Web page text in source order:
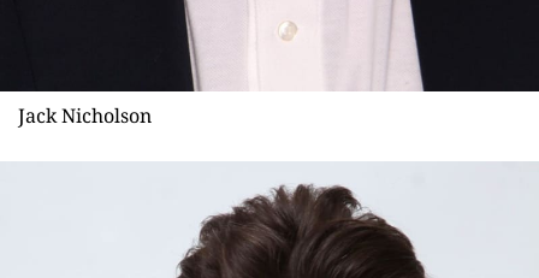
Jack Nicholson